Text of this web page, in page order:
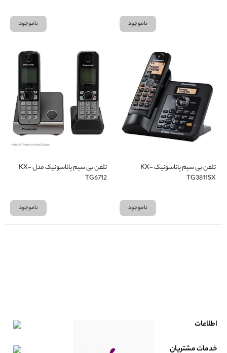
ناموجود ناموجود
تلفن بی سیم پاناسونیک KX-
TG3811SX
ناموجود
تلفن بی سیم پاناسونیک مدل KX-
TG6712
ناموجود
اطلاعات
خدمات مشتریان